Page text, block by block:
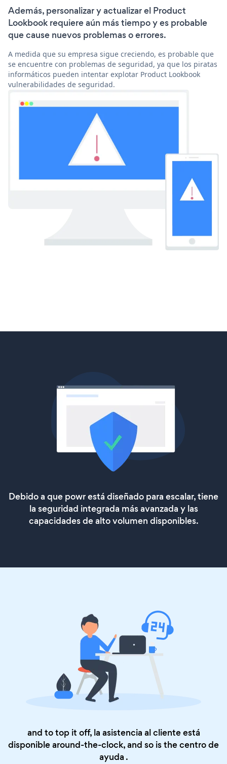
Además, personalizar y actualizar el Product
Lookbook requiere aún más tiempo y es probable
que cause nuevos problemas o errores.
A medida que su empresa sigue creciendo, es probable que
se encuentre con problemas de seguridad, ya que los piratas
informáticos pueden intentar explotar Product Lookbook
vulnerabilidades de seguridad.
Debido a que powr está diseñado para escalar, tiene
la seguridad integrada más avanzada y las
capacidades de alto volumen disponibles.
and to top it off, la asistencia al cliente está
disponible around-the-clock, and so is thecentro de
ayuda .